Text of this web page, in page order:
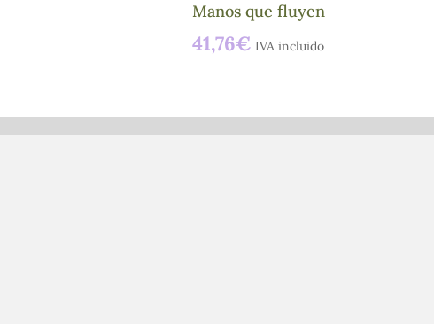
Manos que fluyen
41,76€ IVA incluido